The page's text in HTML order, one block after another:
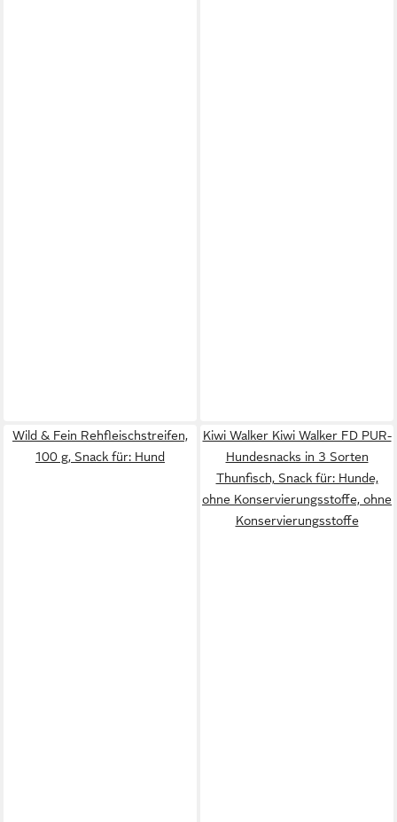
Wild & Fein Rehfleischstreifen,
100 g, Snack für: Hund
Kiwi Walker Kiwi Walker FD PUR-
Hundesnacks in 3 Sorten
Thunfisch, Snack für: Hunde,
ohne Konservierungsstoffe, ohne
Konservierungsstoffe